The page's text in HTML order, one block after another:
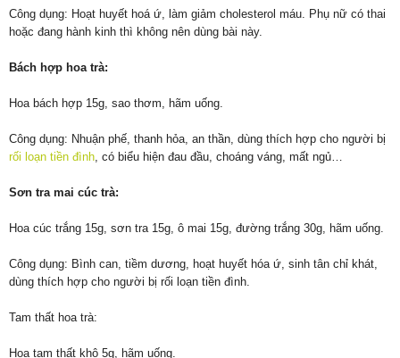
Công dụng: Hoạt huyết hoá ứ, làm giảm cholesterol máu. Phụ nữ có thai
hoặc đang hành kinh thì không nên dùng bài này.
Bách hợp hoa trà:
Hoa bách hợp 15g, sao thơm, hãm uống.
Công dụng: Nhuận phế, thanh hỏa, an thần, dùng thích hợp cho người bị
rối loạn tiền đình, có biểu hiện đau đầu, choáng váng, mất ngủ…
Sơn tra mai cúc trà:
Hoa cúc trắng 15g, sơn tra 15g, ô mai 15g, đường trắng 30g, hãm uống.
Công dụng: Bình can, tiềm dương, hoạt huyết hóa ứ, sinh tân chỉ khát,
dùng thích hợp cho người bị rối loạn tiền đình.
Tam thất hoa trà:
Hoa tam thất khô 5g, hãm uống.